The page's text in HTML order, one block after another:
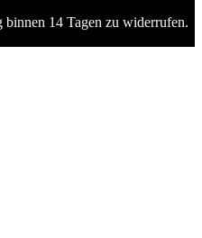
binnen 14 Tagen zu widerrufen.